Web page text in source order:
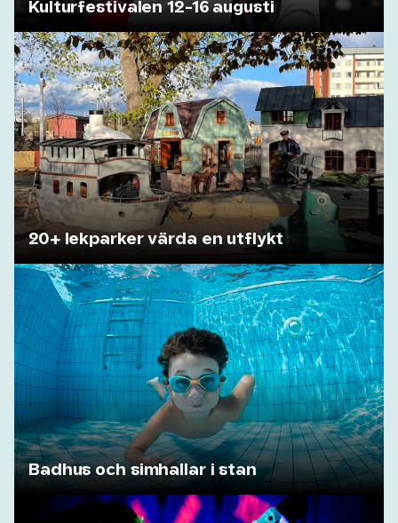
Kulturfestivalen 12-16 augusti
20+ lekparker värda en utflykt
Badhus och simhallar i stan